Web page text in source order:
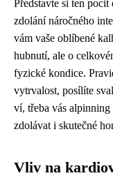
Představte si ten
zdolání náročného
vám vaše oblíbené
hubnutí, ale o
fyzické kondice.
vytrvalost, posílíte
ví, třeba vás
zdolávat i skutečné
Vliv na